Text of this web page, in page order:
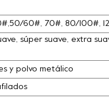
60#, 70#, 80/100#,
súper suave, extra
y polvo metálico